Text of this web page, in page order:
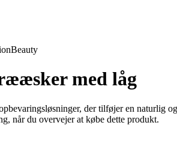
Beauty
med låg
der tilføjer en
når du overvejer at købe dette produkt.